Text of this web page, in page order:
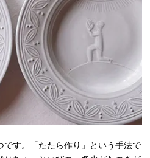
です。「たたら作り」という手法で